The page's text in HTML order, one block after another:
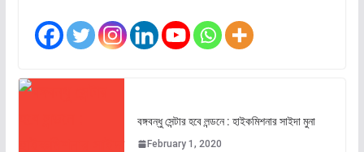
বঙ্গবন্ধু সেন্টার হবে লন্ডনে : হাইকমিশনার সাইদা মুনা
February 1, 2020